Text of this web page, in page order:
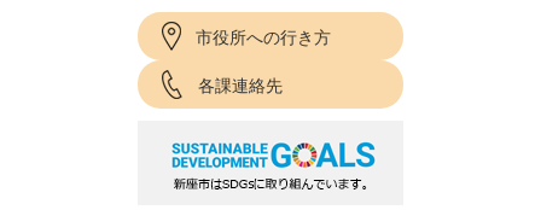
市役所への行き方
各課連絡先